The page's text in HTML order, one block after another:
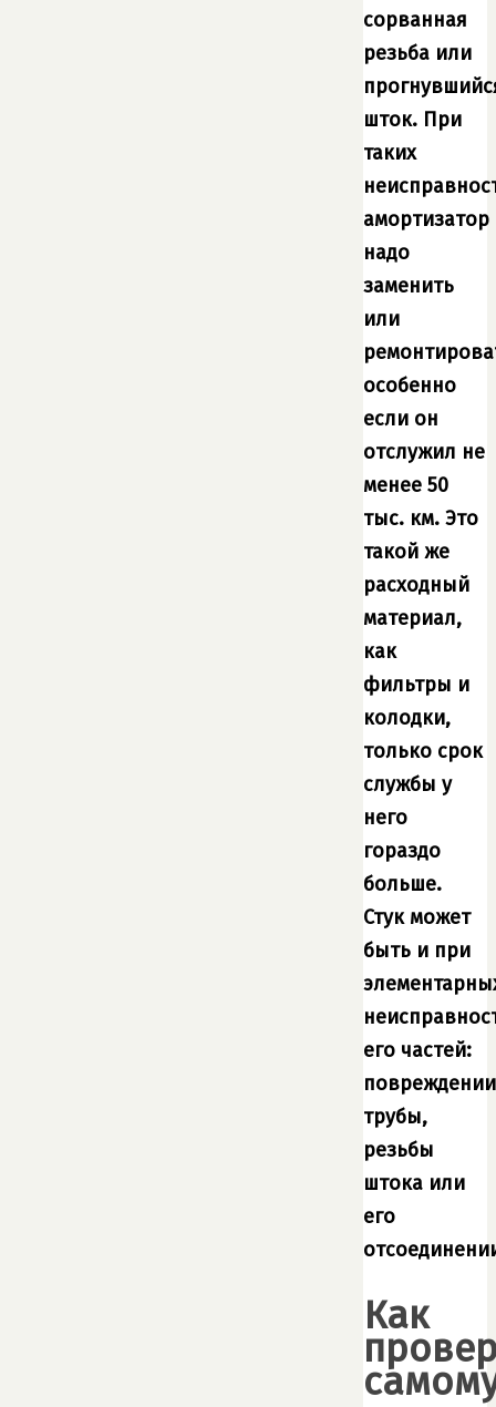
сорванная
резьба или
шток. При
таких
амортизатор
надо
заменить
или
особенно
если он
отслужил не
менее 50
тыс. км. Это
такой же
расходный
материал,
как
фильтры и
колодки,
только срок
службы у
него
гораздо
больше.
Стук может
быть и при
его частей:
повреждении
трубы,
резьбы
штока или
его
Как